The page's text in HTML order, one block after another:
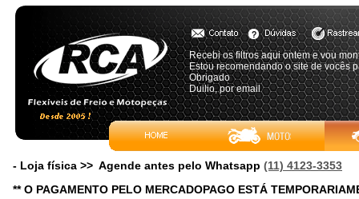
Recebi os filtros aqui ontem e vou
Estou recomendando o site de vocês
Obrigado
Duilio, por email
- Loja física >> Agende antes pelo Whatsapp (11) 4123-3353
** O PAGAMENTO PELO MERCADOPAGO ESTÁ